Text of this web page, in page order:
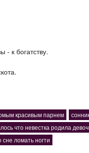
- к богатству.
красивым парнем
что невестка родила
сне ломать ногти